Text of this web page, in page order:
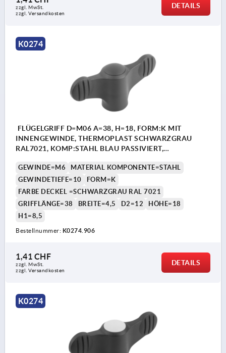
zzgl. MwSt.
zzgl. Versandkosten
DETAILS
K0274
FLÜGELGRIFF D=M06 A=38, H=18, FORM:K MIT
INNENGEWINDE, THERMOPLAST SCHWARZGRAU
RAL7021, KOMP:STAHL BLAU PASSIVIERT,
GEWINDE=M6
MATERIAL KOMPONENTE=STAHL
GEWINDETIEFE=10
FORM=K
FARBE DECKEL =SCHWARZGRAU RAL 7021
GRIFFLÄNGE=38
BREITE=4,5 D2=12
HÖHE=18
H1=8,5
Bestellnummer: K0274.906
1,41 CHF
zzgl. MwSt.
zzgl. Versandkosten
DETAILS
K0274